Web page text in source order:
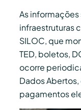
As
infraestruturas
SILOC, que
TED, boletos,
ocorre
Dados
pagamentos